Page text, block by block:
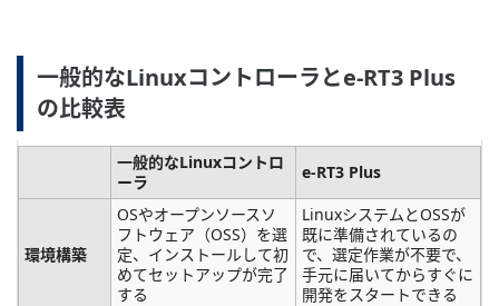
一般的なLinuxコントローラとe-RT3 Plus
の比較表
一般的なLinuxコントロ
ーラ
e-RT3 Plus
環境構築
OSやオープンソースソ
フトウェア（OSS）を選
定、インストールして初
めてセットアップが完了
する
LinuxシステムとOSSが
既に準備されているの
で、選定作業が不要で、
手元に届いてからすぐに
開発をスタートできる